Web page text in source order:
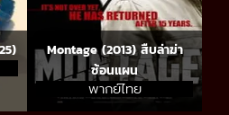
Montage (2013) สืบล่าฆ่า
ซ้อนแผน
พากย์ไทย